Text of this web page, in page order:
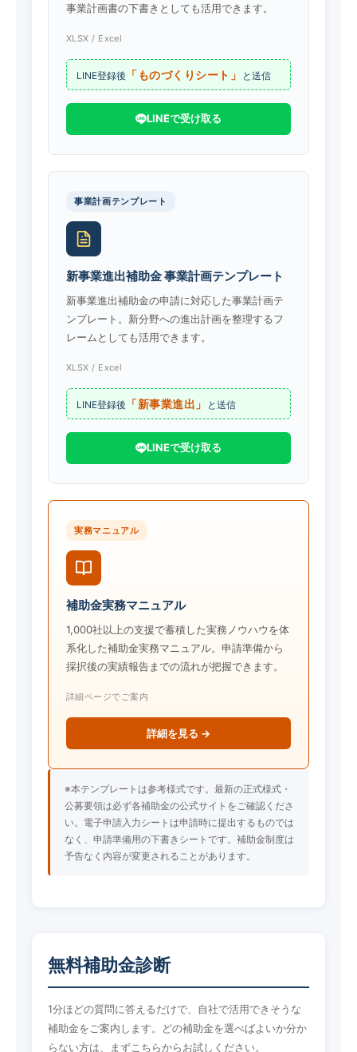
事業計画書の下書きとしても活用できます。
XLSX / Excel
LINE登録後 「ものづくりシート」 と送信
LINEで受け取る
事業計画テンプレート
新事業進出補助金 事業計画テンプレート
新事業進出補助金の申請に対応した事業計画テ
ンプレート。新分野への進出計画を整理するフ
レームとしても活用できます。
XLSX / Excel
LINE登録後 「新事業進出」 と送信
LINEで受け取る
実務マニュアル
補助金実務マニュアル
1,000社以上の支援で蓄積した実務ノウハウを体
系化した補助金実務マニュアル。申請準備から
採択後の実績報告までの流れが把握できます。
詳細ページでご案内
詳細を見る →
※本テンプレートは参考様式です。最新の正式様式・
公募要領は必ず各補助金の公式サイトをご確認くださ
い。電子申請入力シートは申請時に提出するものでは
なく、申請準備用の下書きシートです。補助金制度は
予告なく内容が変更されることがあります。
無料補助金診断
1分ほどの質問に答えるだけで、自社で活用できそうな
補助金をご案内します。どの補助金を選べばよいか分か
らない方は、まずこちらからお試しください。